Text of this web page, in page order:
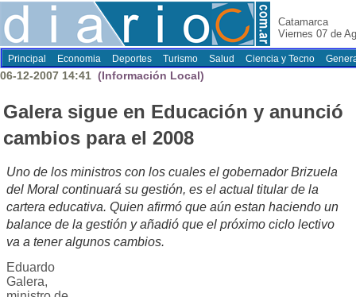
Catamarca
Viernes 07 de
Principal Economia Deportes Turismo Salud Ciencia y Tecno
06-12-2007 14:41 (Información Local)
Galera sigue en Educación y anunció
cambios para el 2008
Uno de los ministros con los cuales el gobernador Brizuela
del Moral continuará su gestión, es el actual titular de la
cartera educativa. Quien afirmó que aún estan haciendo un
balance de la gestión y añadió que el próximo ciclo lectivo
va a tener algunos cambios.
Eduardo
Galera,